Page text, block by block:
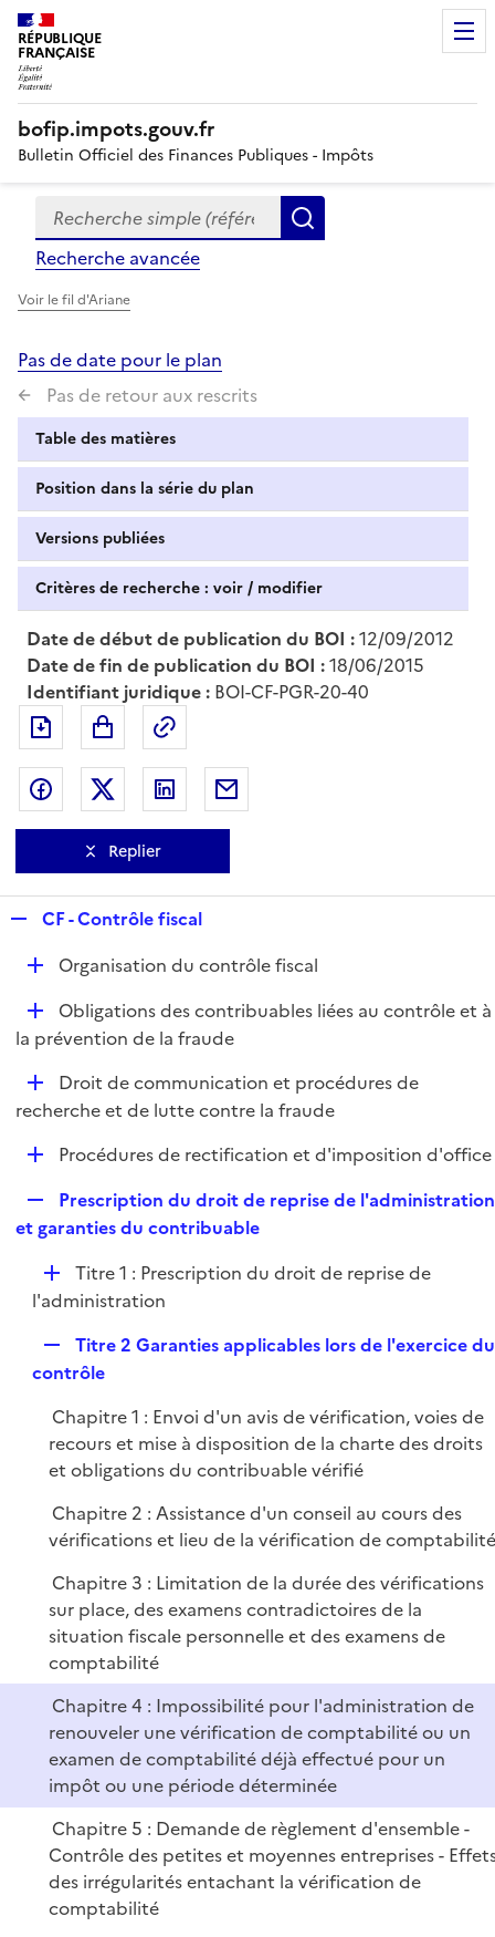
RÉPUBLIQUE
FRANÇAISE
bofip.impots.gouv.fr
Bulletin Officiel des Finances Publiques - Impôts
Formulaire
de
recherche
Recherche simple (références, mots clés, partie du
Recherche avancée
Voir le fil d'Ariane
Pas de date pour le plan
Pas de retour aux rescrits
Table des matières
Position dans la série du plan
Versions publiées
Critères de recherche : voir / modifier
Date de début de publication du BOI :12/09/2012
Date de fin de publication du BOI :18/06/2015
Identifiant juridique : BOI-CF-PGR-20-40
Exporter le document au format pdf
Partager sur Facebook
Partager sur Twitter
Partager sur LinkedIn
Replier
p
l
i
e
r
CF - Contrôle fiscal
D
l
r
Organisation du contrôle fiscal
D
é
i
Obligations des contribuables liées au contrôle et à
la prévention de la fraude
D
é
r
Droit de communication et procédures de
recherche et de lutte contre la fraude
D
l
i
e
r
Procédures de rectification et d'imposition d'office
e
l
i
Prescription du droit de reprise de l'administration
et garanties du contribuable
D
é
i
e
r
Titre 1 : Prescription du droit de reprise de
l'administration
e
l
i
e
r
Titre 2 Garanties applicables lors de l'exercice du
contrôle
Chapitre 1 : Envoi d'un avis de vérification, voies de
recours et mise à disposition de la charte des droits
et obligations du contribuable vérifié
Chapitre 2 : Assistance d'un conseil au cours des
vérifications et lieu de la vérification de comptabilité
Chapitre 3 : Limitation de la durée des vérifications
sur place, des examens contradictoires de la
situation fiscale personnelle et des examens de
comptabilité
Chapitre 4 : Impossibilité pour l'administration de
renouveler une vérification de comptabilité ou un
examen de comptabilité déjà effectué pour un
impôt ou une période déterminée
Chapitre 5 : Demande de règlement d'ensemble -
Contrôle des petites et moyennes entreprises -
des irrégularités entachant la vérification de
comptabilité